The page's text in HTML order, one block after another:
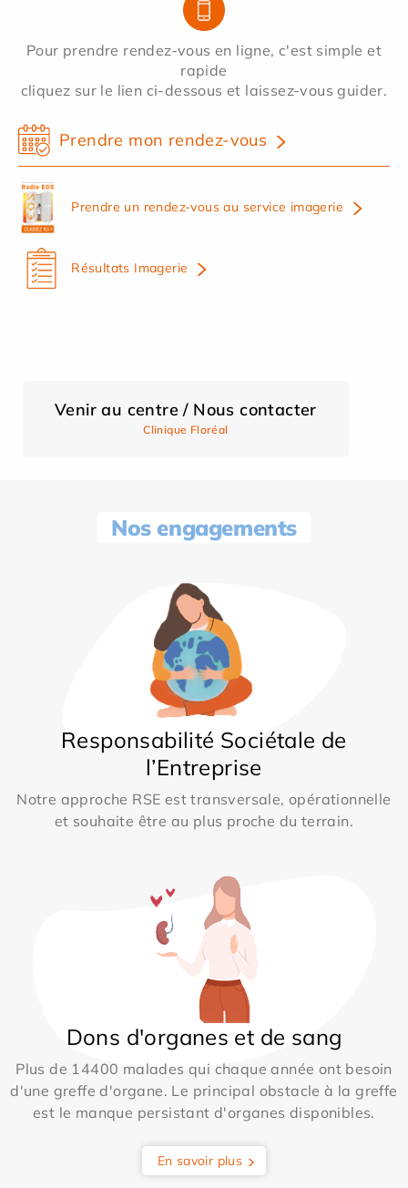
Pour prendre rendez-vous en ligne, c'est simple et
rapide
cliquez sur le lien ci-dessous et laissez-vous guider.
Prendre mon rendez-vous
Prendre un rendez-vous au service imagerie
Résultats Imagerie
Venir au centre / Nous contacter
Clinique Floréal
Nos engagements
Responsabilité Sociétale de
l’Entreprise
Notre approche RSE est transversale, opérationnelle
et souhaite être au plus proche du terrain.
Dons d'organes et de sang
Plus de 14400 malades qui chaque année ont besoin
d'une greffe d'organe. Le principal obstacle à la greffe
est le manque persistant d'organes disponibles.
En savoir plus